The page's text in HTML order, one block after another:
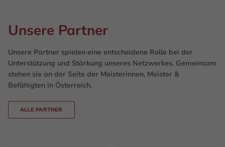
Unsere Partner
Unsere Partner spielen eine entscheidene Rolle bei der
Unterstützung und Stärkung unseres Netzwerkes. Gemeinsam
stehen sie an der Seite der Meisterinnen, Meister &
Befähigten in Österreich.
ALLE PARTNER